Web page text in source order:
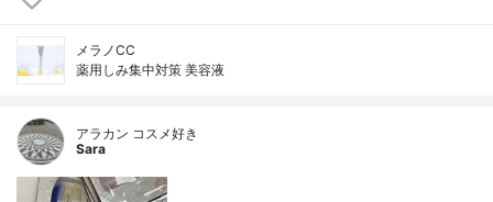
メラノCC
薬用しみ集中対策 美容液
アラカン コスメ好き
Sara